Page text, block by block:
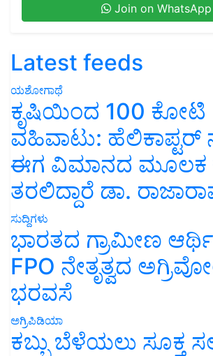
Join on WhatsApp
Latest feeds
ಯಶೋಗಾಥೆ
ಕೃಷಿಯಿಂದ 100 ಕೋಟಿ
ವಹಿವಾಟು: ಹೆಲಿಕಾಪ್ಟರ್
ಈಗ ವಿಮಾನದ ಮೂಲಕ
ತರಲಿದ್ದಾರೆ ಡಾ.
ಸುದ್ದಿಗಳು
ಭಾರತದ ಗ್ರಾಮೀಣ
FPO ನೇತೃತ್ವದ
ಭರವಸೆ
ಅಗ್ರಿಪಿಡಿಯಾ
ಕಬ್ಬು ಬೆಳೆಯಲು ಸೂಕ್ತ